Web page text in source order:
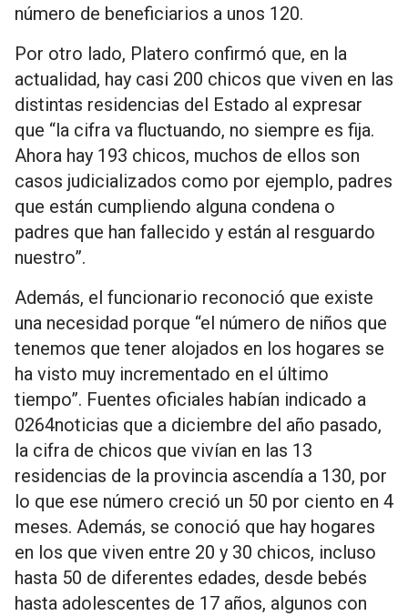
número de beneficiarios a unos 120.
Por otro lado, Platero confirmó que, en la
actualidad, hay casi 200 chicos que viven en las
distintas residencias del Estado al expresar
que “la cifra va fluctuando, no siempre es fija.
Ahora hay 193 chicos, muchos de ellos son
casos judicializados como por ejemplo, padres
que están cumpliendo alguna condena o
padres que han fallecido y están al resguardo
nuestro”.
Además, el funcionario reconoció que existe
una necesidad porque “el número de niños que
tenemos que tener alojados en los hogares se
ha visto muy incrementado en el último
tiempo”. Fuentes oficiales habían indicado a
0264noticias que a diciembre del año pasado,
la cifra de chicos que vivían en las 13
residencias de la provincia ascendía a 130, por
lo que ese número creció un 50 por ciento en 4
meses. Además, se conoció que hay hogares
en los que viven entre 20 y 30 chicos, incluso
hasta 50 de diferentes edades, desde bebés
hasta adolescentes de 17 años, algunos con